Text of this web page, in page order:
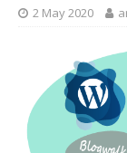
2 May 2020